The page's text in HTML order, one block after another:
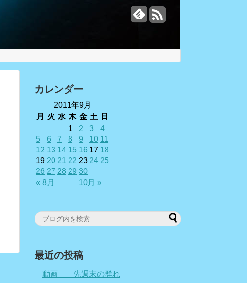
カレンダー
2011年9月
月
火 水 木 金 土 日
« 8月 10月 »
1 2 3
4
5
6 7 8 9 10 11
12 13 14 15 16 17 18
19 20 21 22 23 24 25
26 27 28 29 30
最近の投稿
動画 先週末の群れ